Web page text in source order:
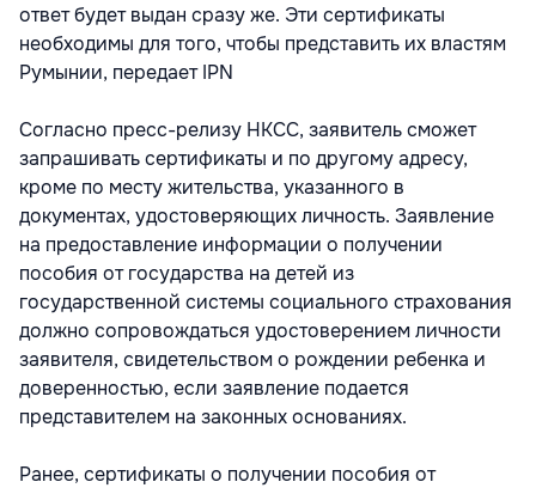
ответ будет выдан сразу же. Эти сертификаты
необходимы для того, чтобы представить их властям
Румынии, передает IPN
Согласно пресс-релизу НКСС, заявитель сможет
запрашивать сертификаты и по другому адресу,
кроме по месту жительства, указанного в
документах, удостоверяющих личность. Заявление
на предоставление информации о получении
пособия от государства на детей из
государственной системы социального страхования
должно сопровождаться удостоверением личности
заявителя, свидетельством о рождении ребенка и
доверенностью, если заявление подается
представителем на законных основаниях.
Ранее, сертификаты о получении пособия от